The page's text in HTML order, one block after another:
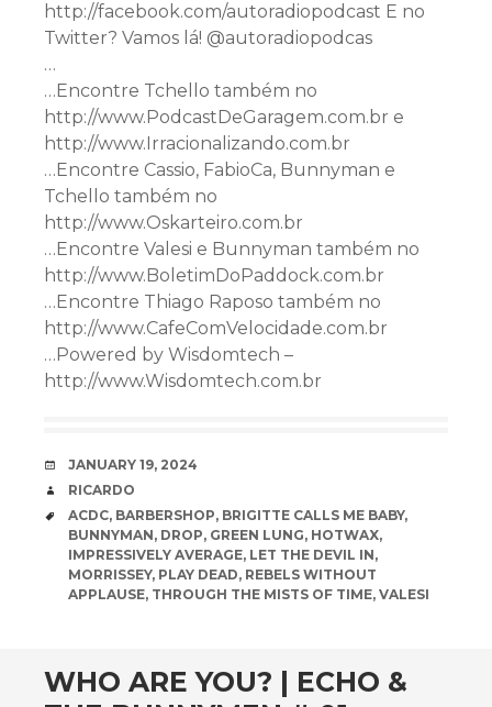
http://facebook.com/autoradiopodcast E no
Twitter? Vamos lá! @autoradiopodcas
…
…Encontre Tchello também no
http://www.PodcastDeGaragem.com.br e
http://www.Irracionalizando.com.br
…Encontre Cassio, FabioCa, Bunnyman e
Tchello também no
http://www.Oskarteiro.com.br
…Encontre Valesi e Bunnyman também no
http://www.BoletimDoPaddock.com.br
…Encontre Thiago Raposo também no
http://www.CafeComVelocidade.com.br
…Powered by Wisdomtech –
http://www.Wisdomtech.com.br
DATE
JANUARY 19, 2024
AUTHOR
RICARDO
TAGS
ACDC, BARBERSHOP, BRIGITTE CALLS ME BABY,
BUNNYMAN, DROP, GREEN LUNG, HOTWAX,
IMPRESSIVELY AVERAGE, LET THE DEVIL IN,
MORRISSEY, PLAY DEAD, REBELS WITHOUT
APPLAUSE, THROUGH THE MISTS OF TIME, VALESI
WHO ARE YOU? | ECHO &